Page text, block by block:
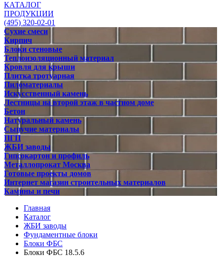
КАТАЛОГ
ПРОДУКЦИИ
(495) 320-02-01
Сухие смеси
Кирпич
Блоки стеновые
Теплоизоляционный материал
Кровля для крыши
Плитка тротуарная
Пиломатериалы
Искусственный камень
Лестницы на второй этаж в частном доме
Бетон
Натуральный камень
Сыпучие материалы
ПГП
ЖБИ заводы
Гипсокартон и профиль
Металлопрокат Москва
Готовые проекты домов
Интернет магазин строительных материалов
Камины и печи
Главная
Каталог
ЖБИ заводы
Фундаментные блоки
Блоки ФБС
Блоки ФБС 18.5.6